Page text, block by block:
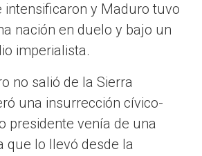
intensificaron y Maduro tuvo
nación en duelo y bajo un
imperialista.
no salió de la Sierra
una insurrección cívico-
presidente venía de una
que lo llevó desde la